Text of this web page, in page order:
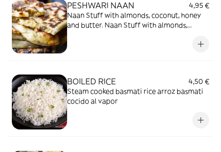
PESHWARI NAAN
4,95 €
Naan Stuff with almonds, coconut, honey
and butter. Naan Stuff with almonds,
BOILED RICE
4,50 €
Steam cooked basmati rice arroz basmati
cocido al vapor